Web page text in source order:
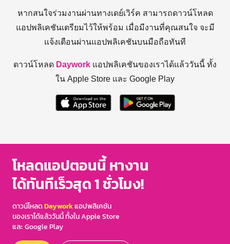
หากสนใจร่วมงานผ่านทางเดย์เวิร์ค สามารถดาวน์โหลด
แอปพลิเคชันเตรียมไว้ให้พร้อม เมื่อมีงานที่คุณสนใจ จะมี
แจ้งเตือนผ่านแอปพลิเคชันบนมือถือทันที
ดาวน์โหลด Daywork แอปพลิเคชันของเราได้แล้ววันนี้ ทั้ง
ใน Apple Store และ Google Play
โหลดแอปตอนนี้ หางาน
ได้ทันทีเร็วสุด 1 ชั่วโมง!
ดาวน์โหลดDayworkแอปพลิเคชัน
ของเราได้แล้ววันนี้ ทั้งใน Apple Store
และ Google Play